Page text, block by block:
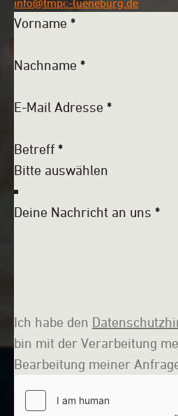
Vorname *
Nachname *
E-Mail Adresse *
Betreff*
Deine Nachricht an uns *
Ich habe den
bin mit der Verarbeitung
Bearbeitung meiner